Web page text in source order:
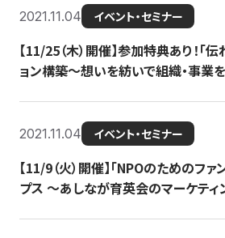
2021.11.04 イベント・セミナー
【11/25（木）開催】参加特典あり！「
ョン構築〜想いを紡いで組織・事業
2021.11.04 イベント・セミナー
【11/9（火）開催】「NPOのためのファ
プス 〜あしなが育英会のマーケティ